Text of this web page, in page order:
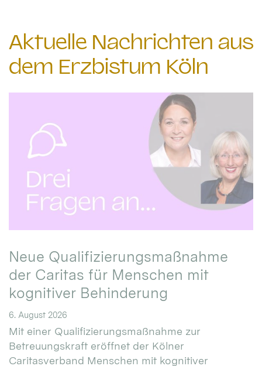
Aktuelle Nachrichten aus
dem Erzbistum Köln
Neue Qualifizierungsmaßnahme
der Caritas für Menschen mit
kognitiver Behinderung
6. August 2026
Mit einer Qualifizierungsmaßnahme zur
Betreuungskraft eröffnet der Kölner
Caritasverband Menschen mit kognitiver